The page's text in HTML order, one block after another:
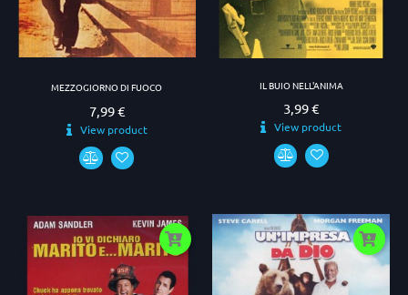
MEZZOGIORNO DI FUOCO
Prezzo
7,99 €
View product
IL BUIO NELL'ANIMA
Prezzo
3,99 €
View product